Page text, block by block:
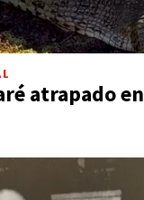
atrapado en